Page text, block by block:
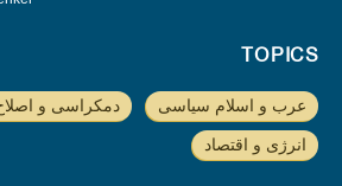
TOPICS
عرب و اسلام سیاسی دمکراسی و
انرژی و اقتصاد